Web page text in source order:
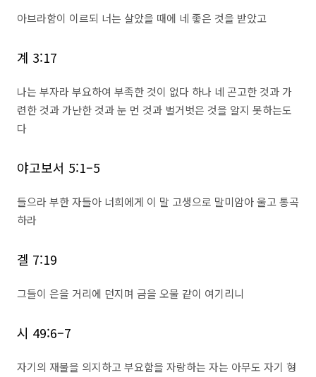
아브라함이 이르되 너는 살았을 때에 네 좋은 것을 받았고
계 3:17
나는 부자라 부요하여 부족한 것이 없다 하나 네 곤고한 것과 가
련한 것과 가난한 것과 눈 먼 것과 벌거벗은 것을 알지 못하는도
다
야고보서 5:1–5
들으라 부한 자들아 너희에게 이 말 고생으로 말미암아 울고 통곡
하라
겔 7:19
그들이 은을 거리에 던지며 금을 오물 같이 여기리니
시 49:6–7
자기의 재물을 의지하고 부요함을 자랑하는 자는 아무도 자기 형